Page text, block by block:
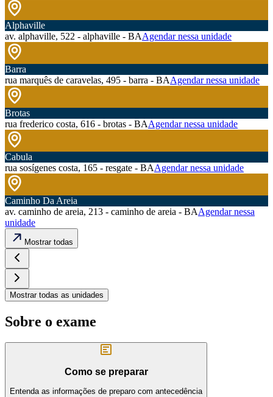
Alphaville
av. alphaville, 522 - alphaville - BAAgendar nessa unidade
Barra
rua marquês de caravelas, 495 - barra - BAAgendar nessa unidade
Brotas
rua frederico costa, 616 - brotas - BAAgendar nessa unidade
Cabula
rua sosígenes costa, 165 - resgate - BAAgendar nessa unidade
Caminho Da Areia
av. caminho de areia, 213 - caminho de areia - BAAgendar nessa
unidade
Mostrar todas
Mostrar todas as unidades
Sobre o exame
Como se preparar
Entenda as informações de preparo com antecedência